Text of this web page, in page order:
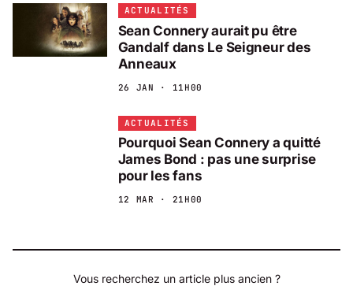
ACTUALITÉS
Sean Connery aurait pu être
Gandalf dans Le Seigneur des
Anneaux
26 JAN · 11H00
ACTUALITÉS
Pourquoi Sean Connery a quitté
James Bond : pas une surprise
pour les fans
12 MAR · 21H00
Vous recherchez un article plus ancien ?